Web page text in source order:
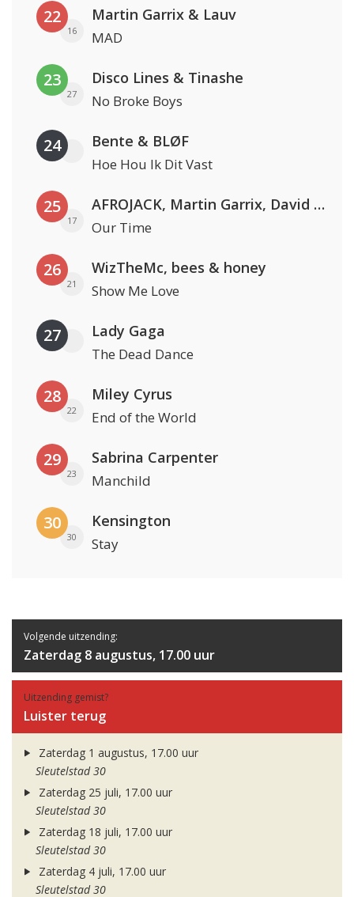
22
16
Martin Garrix & Lauv
MAD
23
27
Disco Lines & Tinashe
No Broke Boys
24 Bente & BLØF
Hoe Hou Ik Dit Vast
25
17
AFROJACK, Martin Garrix, David Guetta & Amél
Our Time
26
21
WizTheMc, bees & honey
Show Me Love
27 Lady Gaga
The Dead Dance
28
22
Miley Cyrus
End of the World
29
23
Sabrina Carpenter
Manchild
30
30
Kensington
Stay
Volgende uitzending:
Zaterdag 8 augustus, 17.00 uur
Uitzending gemist?
Luister terug
Zaterdag 1 augustus, 17.00 uur
Sleutelstad 30
Zaterdag 25 juli, 17.00 uur
Sleutelstad 30
Zaterdag 18 juli, 17.00 uur
Sleutelstad 30
Zaterdag 4 juli, 17.00 uur
Sleutelstad 30